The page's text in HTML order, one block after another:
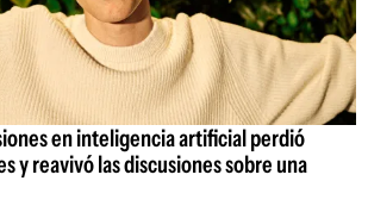
en inteligencia artificial perdió
y reavivó las discusiones sobre una